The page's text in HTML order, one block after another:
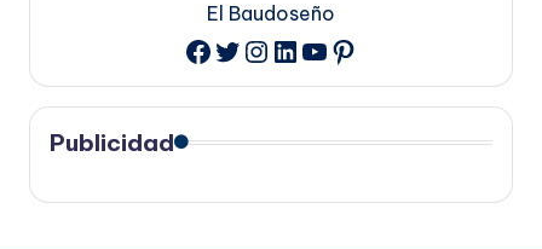
El Baudoseño
Facebook
Twitter
Instagram
LinkedIn
YouTube
Pinterest
Publicidad